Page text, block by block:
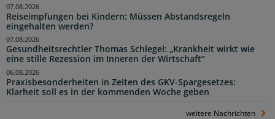
Reiseimpfungen bei Kindern: Müssen Abstandsregeln
eingehalten werden?
07.08.2026
Gesundheitsrechtler Thomas Schlegel: „Krankheit wirkt wie
eine stille Rezession im Inneren der Wirtschaft“
07.08.2026
Praxisbesonderheiten in Zeiten des GKV-Spargesetzes:
Klarheit soll es in der kommenden Woche geben
06.08.2026
weitere Nachrichten